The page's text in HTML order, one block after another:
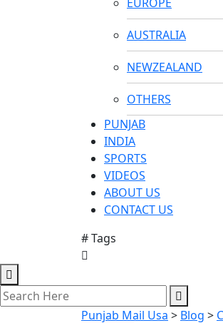
AUSTRALIA
NEWZEALAND
OTHERS
PUNJAB
INDIA
SPORTS
VIDEOS
ABOUT US
CONTACT US
# Tags
Punjab Mail Usa > Blog >